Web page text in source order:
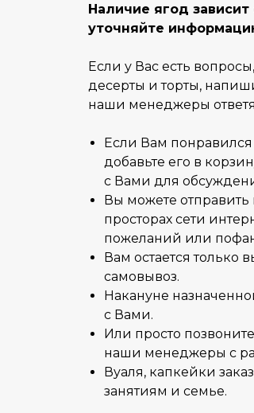
Наличие ягод
уточняйте
Если у Вас есть
десерты и торты,
наши менеджеры
Если Вам понравился
добавьте его в
с Вами для
Вы можете
просторах сети
пожеланий или
Вам остается только
самовывоз.
Накануне
с Вами.
Или просто
наши менеджеры с
Вуаля, капкейки
занятиям и семье.